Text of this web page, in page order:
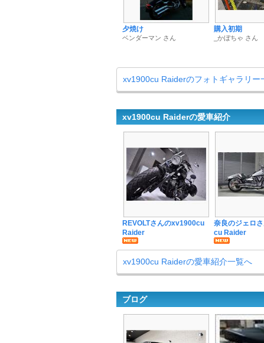
夕焼け
ベンダーマン さん
購入初期
_かぼちゃ さん
xv1900cu Raiderのフォトギャラリー
xv1900cu Raiderの愛車紹介
REVOLTさんのxv1900cu
Raider
奈良のジェロ
cu Raider
xv1900cu Raiderの愛車紹介一覧へ
ブログ